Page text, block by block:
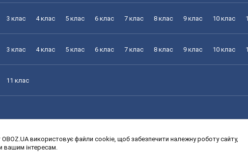
3 клас 4 клас 5 клас 6 клас 7 клас 8 клас 9 клас 10 клас
3 клас 4 клас 5 клас 6 клас 7 клас 8 клас 9 клас 10 клас
11 клас
3 клас 4 клас 5 клас 6 клас 7 клас 8 клас 9 клас 10 клас
використовує файли cookie, щоб забезпечити належну роботу сайту,
вашим інтересам.